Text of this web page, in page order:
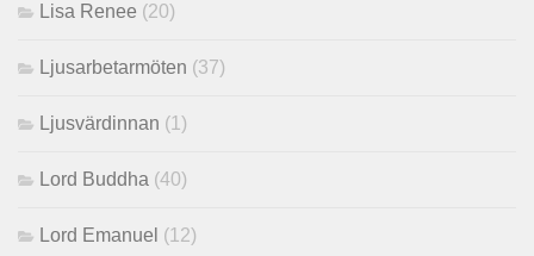
Lisa Renee (20)
Ljusarbetarmöten (37)
Ljusvärdinnan (1)
Lord Buddha (40)
Lord Emanuel (12)